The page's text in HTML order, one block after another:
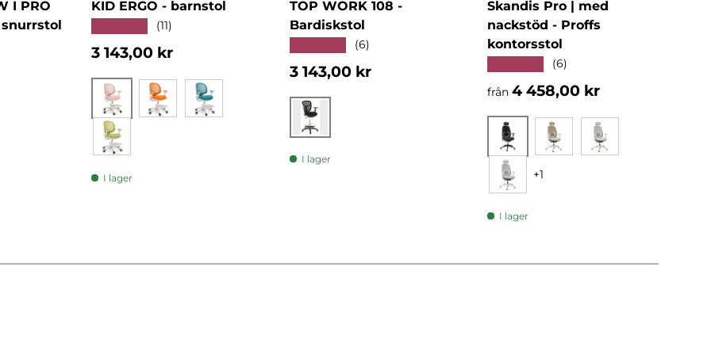
I PRO
snurrstol
KID ERGO - barnstol
(11)
Normalpris
3 143,00 kr
Rosa OrangeBlå
Grön
I lager
TOP WORK 108 -
Bardiskstol
(6)
Normalpris
3 143,00 kr
Svart
I lager
Skandis Pro | med
nackstöd - Proffs
kontorsstol
(6)
från Normalpris
4 458,00 kr
Svart Beige Grå
Mint
+1
I lager